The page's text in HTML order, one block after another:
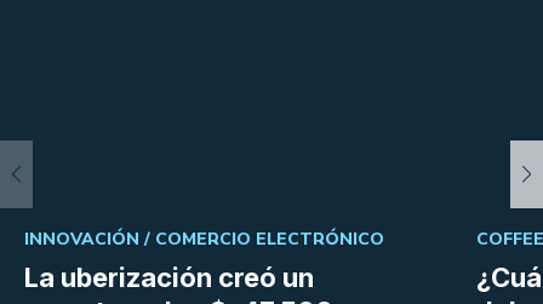
La uberización creó un
INNOVACIÓN / COMERCIO ELECTRÓNICO